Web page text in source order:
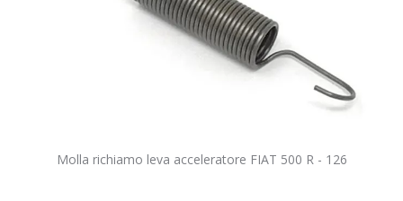
Molla richiamo leva acceleratore FIAT 500 R - 126